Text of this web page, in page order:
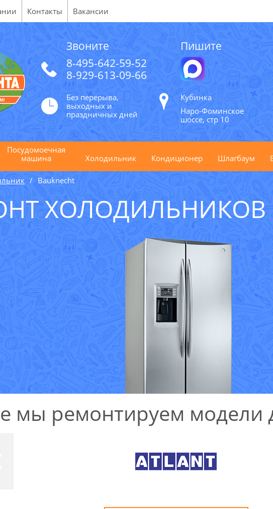
Контакты Вакансии
Звоните
8-495-642-59-52
8-929-613-09-66
Пишите
Без перерыва,
выходных и
праздничных дней
Кубинка
Наро-Фоминское
шоссе, стр 10
Посудомоечная
машина
Холодильник Кондиционер Шлагбаум
Bauknecht
ХОЛОДИЛЬНИКОВ
мы ремонтируем модели